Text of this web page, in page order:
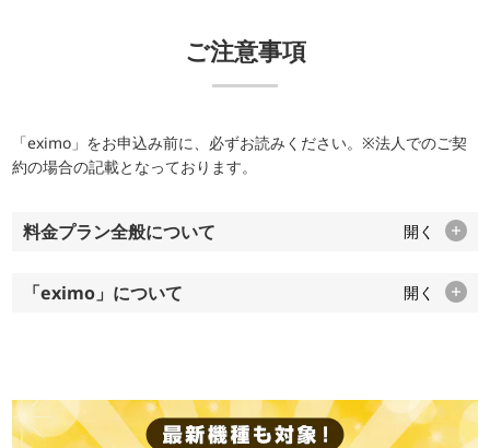
ご注意事項
「eximo」をお申込み前に、必ずお読みください。※法人でのご契
約の場合の記載となっております。
料金プラン全般について 開く
「eximo」について 開く